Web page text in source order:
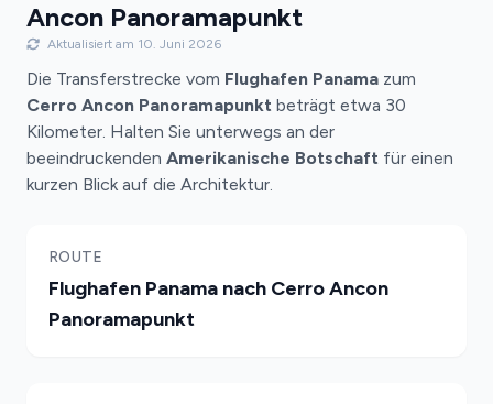
Ancon Panoramapunkt
Aktualisiert am 10. Juni 2026
Die Transferstrecke vom Flughafen Panama zum
Cerro Ancon Panoramapunkt beträgt etwa 30
Kilometer. Halten Sie unterwegs an der
beeindruckenden Amerikanische Botschaft für einen
kurzen Blick auf die Architektur.
ROUTE
Flughafen Panama nach Cerro Ancon
Panoramapunkt